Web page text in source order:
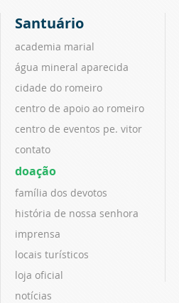
Santuário
academia marial
água mineral aparecida
cidade do romeiro
centro de apoio ao romeiro
centro de eventos pe. vitor
contato
doação
família dos devotos
história de nossa senhora
imprensa
locais turísticos
loja oficial
notícias